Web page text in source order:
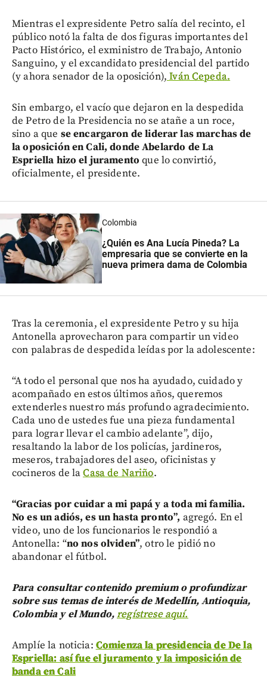
Mientras el expresidente Petro salía del recinto, el
público notó la falta de dos figuras importantes del
Pacto Histórico, el exministro de Trabajo, Antonio
Sanguino, y el excandidato presidencial del partido
(y ahora senador de la oposición), Iván Cepeda.
Sin embargo, el vacío que dejaron en la despedida
de Petro de la Presidencia no se atañe a un roce,
sino a que se encargaron de liderar las marchas de
la oposición en Cali, donde Abelardo de La
Espriella hizo el juramentoque lo convirtió,
oficialmente, el presidente.
Colombia
¿Quién es Ana Lucía Pineda? La
empresaria que se convierte en la
nueva primera dama de Colombia
Tras la ceremonia, el expresidente Petro y su hija
Antonella aprovecharon para compartir un video
con palabras de despedida leídas por la adolescente:
“A todo el personal que nos ha ayudado, cuidado y
acompañado en estos últimos años, queremos
extenderles nuestro más profundo agradecimiento.
Cada uno de ustedes fue una pieza fundamental
para lograr llevar el cambio adelante”, dijo,
resaltando la labor de los policías, jardineros,
meseros, trabajadores del aseo, oficinistas y
cocineros de laCasa de Nariño.
“Gracias por cuidar a mi papá y a toda mi familia.
No es un adiós, es un hasta pronto”, agregó. En el
video, uno de los funcionarios le respondió a
Antonella: “no nos olviden”, otro le pidió no
abandonar el fútbol.
Para consultar contenido premium o profundizar
sobre sus temas de interés de Medellín, Antioquia,
Colombia y el Mundo,regístrese aquí.
Amplíe la noticia: Comienza la presidencia de De la
Espriella: así fue el juramento y la imposición de
banda en Cali